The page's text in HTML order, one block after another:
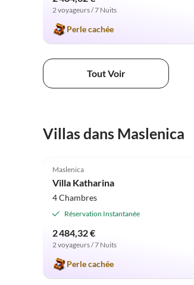
2 voyageurs / 7 Nuits
Perle cachée
Tout Voir
Villas dans Maslenica
Maslenica
Villa Katharina
4 Chambres
Réservation Instantanée
2 484,32 €
2 voyageurs / 7 Nuits
Perle cachée